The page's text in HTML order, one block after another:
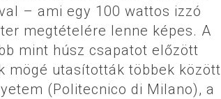
– ami egy 100 wattos izzó
megtételére lenne képes. A
mint húsz csapatot előzött
mögé utasították többek között
(Politecnico di Milano), a